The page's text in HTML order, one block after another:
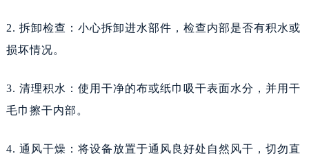
2. 拆卸检查：小心拆卸进水部件，检查内部是否有积水或
损坏情况。
3. 清理积水：使用干净的布或纸巾吸干表面水分，并用干
毛巾擦干内部。
4. 通风干燥：将设备放置于通风良好处自然风干，切勿直